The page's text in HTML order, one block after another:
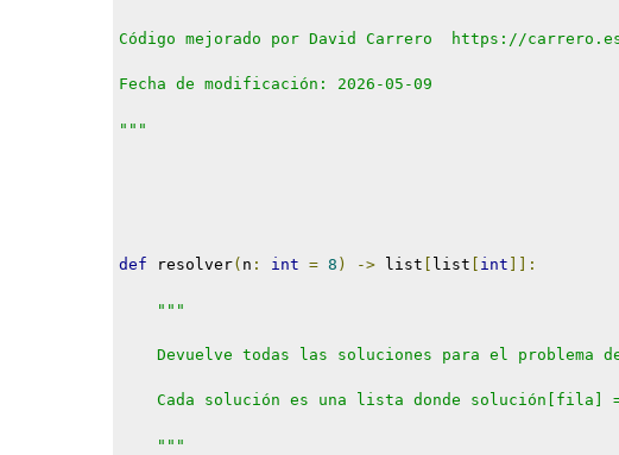
Código mejorado por David Carrero  https://
Fecha de modificación: 2026-05-09
"""
def resolver( n : int = 8 ) -> list [ list [ int ]]:
"""
Devuelve todas las soluciones para el problema
Cada solución es una lista donde solución[fila] =
"""